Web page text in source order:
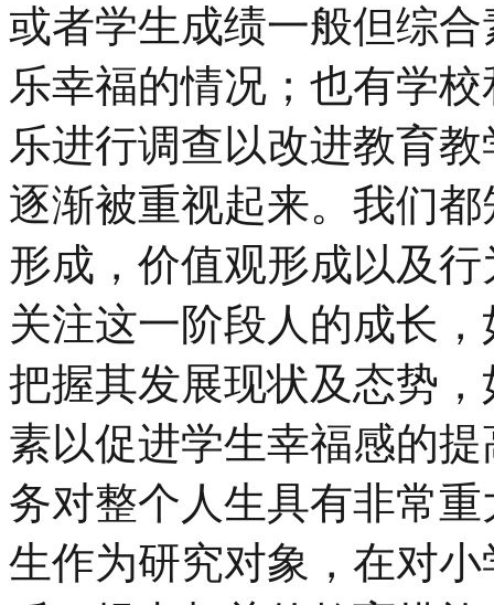
或者学生成绩一般但综
乐幸福的情况；也有学
乐进行调查以改进教育
逐渐被重视起来。我们
形成，价值观形成以及
关注这一阶段人的成长
把握其发展现状及态势
素以促进学生幸福感的
务对整个人生具有非常
生作为研究对象，在对